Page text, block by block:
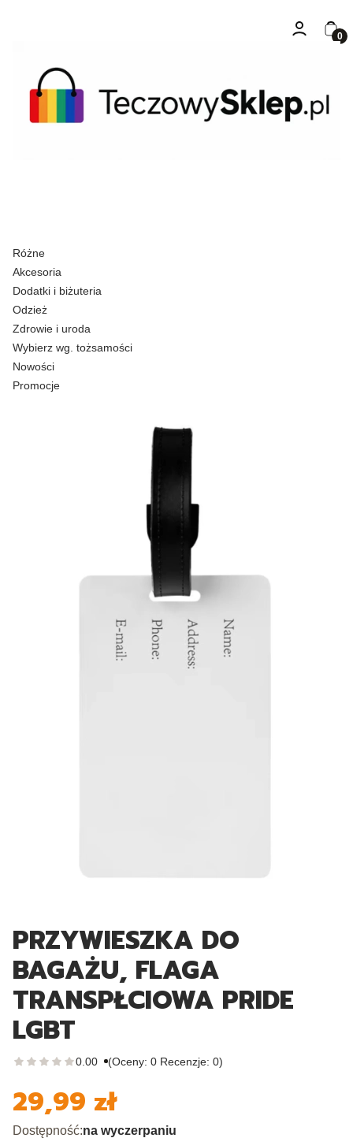
Zaloguj się
Różne
Akcesoria
Dodatki i biżuteria
Odzież
Zdrowie i uroda
Wybierz wg. tożsamości
Nowości
Promocje
PRZYWIESZKA DO
BAGAŻU, FLAGA
TRANSPŁCIOWA PRIDE
LGBT
0.00 (Oceny: 0 Recenzje: 0)
Cena
29,99 zł
Dostępność:na wyczerpaniu